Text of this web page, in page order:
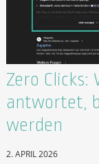
Zero Clicks:
antwortet,
werden
2. APRIL 2026